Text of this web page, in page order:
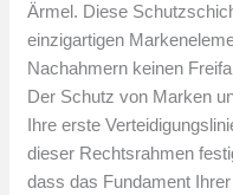
Ärmel. Diese
einzigartigen
Nachahmern keinen
Der Schutz von Marken
Ihre erste
dieser Rechtsrahmen
dass das Fundament